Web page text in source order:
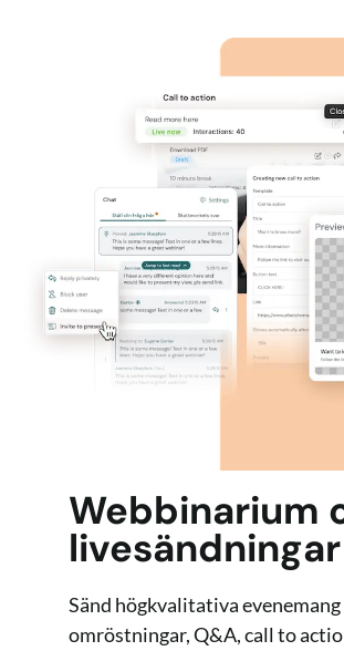
Webbinarium
livesändningar
Sänd högkvalitativa evenemang
omröstningar, Q&A, call to